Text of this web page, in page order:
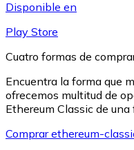
Disponible en
Play Store
Cuatro formas de
Encuentra la forma que
ofrecemos multitud de
Ethereum Classic de
Comprar ethereum-